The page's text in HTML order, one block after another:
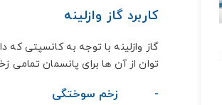
کاربرد گاز وازلینه
گاز وازلینه با توجه به کانسپتی که
توان از آن ها برای پانسمان تمامی
- زخم سوختگی